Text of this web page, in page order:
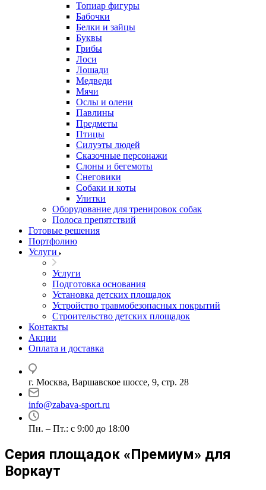
Топиар фигуры
Бабочки
Белки и зайцы
Буквы
Грибы
Лоси
Лошади
Медведи
Мячи
Ослы и олени
Павлины
Предметы
Птицы
Силуэты людей
Сказочные персонажи
Слоны и бегемоты
Снеговики
Собаки и коты
Улитки
Оборудование для тренировок собак
Полоса препятствий
Готовые решения
Портфолию
Услуги
Услуги
Подготовка основания
Установка детских площадок
Устройство травмобезопасных покрытий
Строительство детских площадок
Контакты
Акции
Оплата и доставка
г. Москва, Варшавское шоссе, 9, стр. 28
info@zabava-sport.ru
Пн. – Пт.: с 9:00 до 18:00
Серия площадок «Премиум» для
Воркаут